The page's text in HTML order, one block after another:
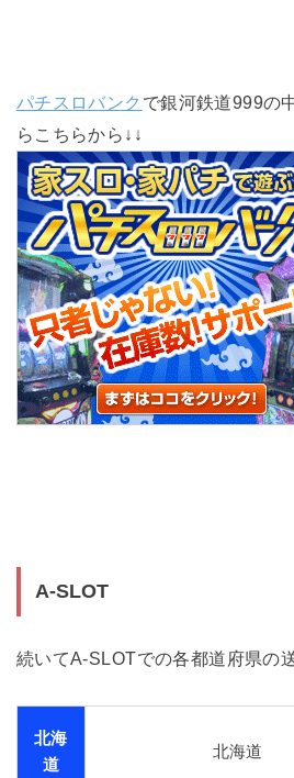
パチスロバンク で銀河鉄道999の
らこちらから↓↓
A-SLOT
続いてA-SLOTでの各都道府県の
北海
道
北海道